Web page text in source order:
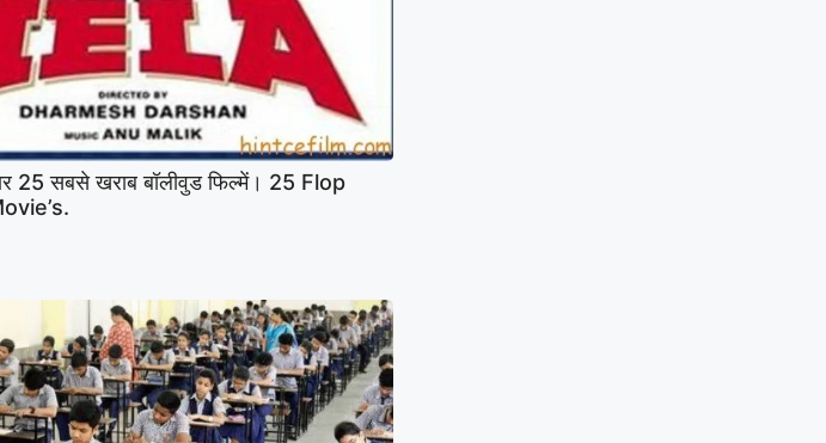
25 सबसे खराब बॉलीवुड फिल्में। 25 Flop